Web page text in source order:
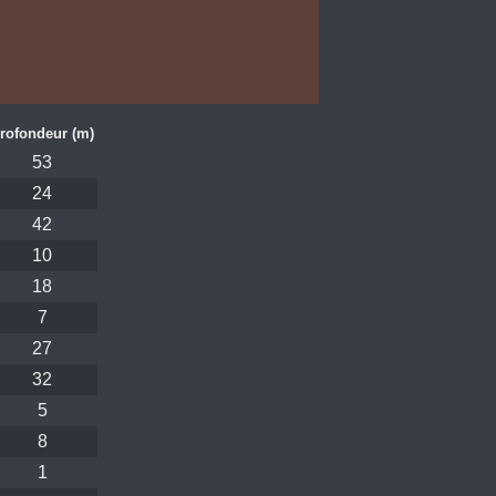
(m)
53
24
42
10
18
7
27
32
5
8
1